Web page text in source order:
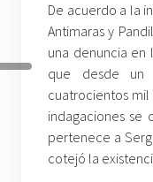
De acuerdo a la
Antimaras y
una denuncia
que desde un
cuatrocientos mil
indagaciones se
pertenece a
cotejó la